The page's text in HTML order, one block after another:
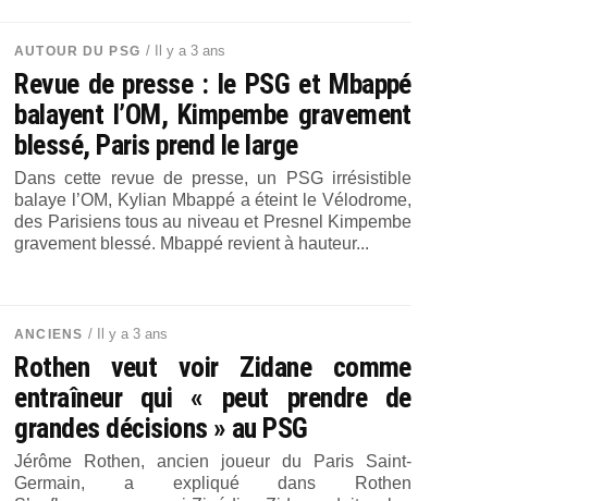
AUTOUR DU PSG / Il y a 3 ans
Revue de presse : le PSG et Mbappé
balayent l’OM, Kimpembe gravement
blessé, Paris prend le large
Dans cette revue de presse, un PSG irrésistible
balaye l’OM, Kylian Mbappé a éteint le Vélodrome,
des Parisiens tous au niveau et Presnel Kimpembe
gravement blessé. Mbappé revient à hauteur...
ANCIENS / Il y a 3 ans
Rothen veut voir Zidane comme
entraîneur qui « peut prendre de
grandes décisions » au PSG
Jérôme Rothen, ancien joueur du Paris Saint-
Germain, a expliqué dans Rothen